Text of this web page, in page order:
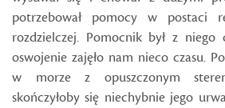
potrzebował pomocy w postaci
rozdzielczej. Pomocnik był z
oswojenie zajęło nam nieco czasu.
w morze z opuszczonym
skończyłoby się niechybnie jego